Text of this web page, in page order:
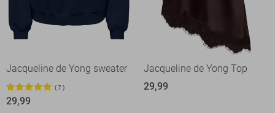
Jacqueline de Yong sweater
7
29,99
Jacqueline de Yong Top
29,99